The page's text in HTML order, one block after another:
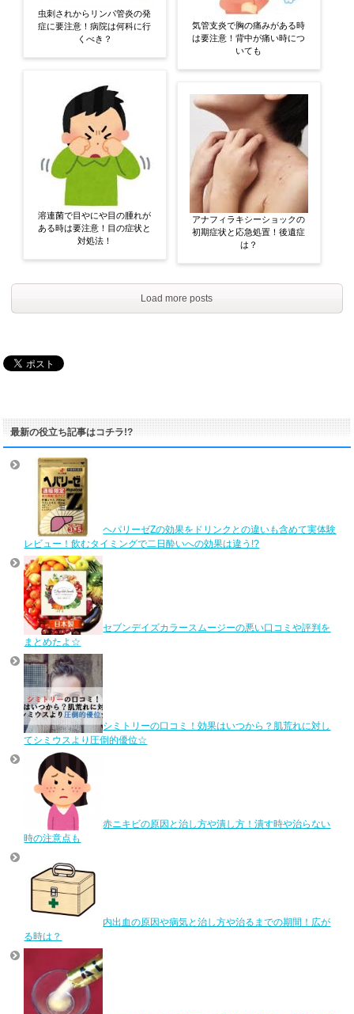
虫刺されからリンパ管炎の発
症に要注意！病院は何科に行
くべき？
溶連菌で目やにや目の腫れが
ある時は要注意！目の症状と
対処法！
気管支炎で胸の痛みがある時
は要注意！背中が痛い時につ
いても
アナフィラキシーショックの
初期症状と応急処置！後遺症
は？
Load more posts
最新の役立ち記事はコチラ!?
ヘパリーゼZの効果をドリンクとの違いも含めて実体験
レビュー！飲むタイミングで二日酔いへの効果は違う!?
セブンデイズカラースムージーの悪い口コミや評判を
まとめたよ☆
シミトリーの口コミ！効果はいつから？肌荒れに対し
てシミウスより圧倒的優位☆
赤ニキビの原因と治し方や潰し方！潰す時や治らない
時の注意点も
内出血の原因や病気と治し方や治るまでの期間！広が
る時は？